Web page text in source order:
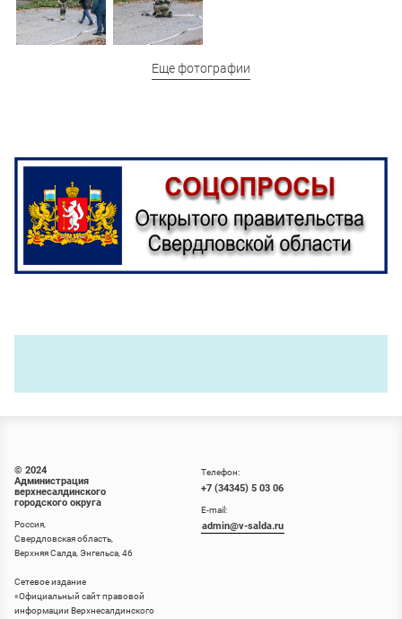
Еще фотографии
© 2024
Администрация
верхнесалдинского
городского округа
Россия,
Свердловская область,
Верхняя Салда, Энгельса, 46
Сетевое издание
«Официальный сайт правовой
информации Верхнесалдинского
Телефон:
+7 (34345) 5 03 06
E-mail:
admin@v-salda.ru